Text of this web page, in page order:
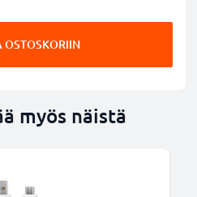
OSTOSKORIIN
myös näistä